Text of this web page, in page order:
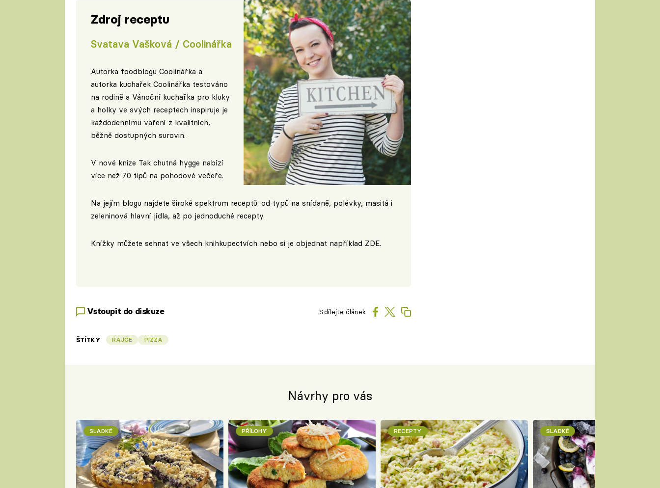
Zdroj receptu
Svatava Vašková / Coolinářka
Autorka foodblogu Coolinářka a
autorka kuchařek Coolinářka testováno
na rodině a Vánoční kuchařka pro kluky
a holky ve svých receptech inspiruje je
každodennímu vaření z kvalitních,
běžně dostupných surovin.
V nové knize Tak chutná hygge nabízí
více než 70 tipů na pohodové večeře.
Na jejím blogu najdete široké spektrum receptů: od typů na snídaně, polévky, masitá i
zeleninová hlavní jídla, až po jednoduché recepty.
Knížky můžete sehnat ve všech knihkupectvích nebo si je objednat například ZDE.
Vstoupit do diskuze Sdílejte článek
ŠTÍTKY RAJČE PIZZA
Návrhy pro vás
SLADKÉ PŘÍLOHY RECEPTY SLADKÉ